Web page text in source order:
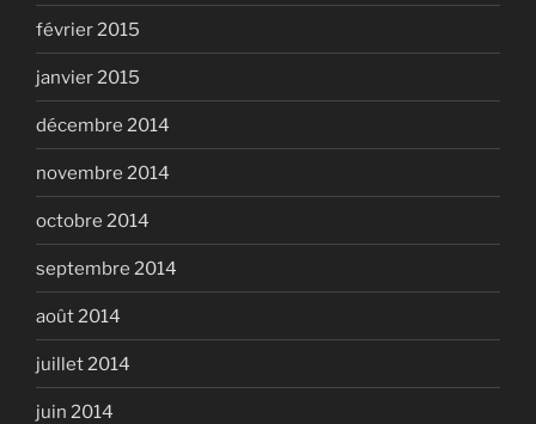
février 2015
janvier 2015
décembre 2014
novembre 2014
octobre 2014
septembre 2014
août 2014
juillet 2014
juin 2014